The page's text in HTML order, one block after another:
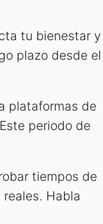
tu bienestar y
plazo desde el
plataformas de
periodo de
tiempos de
Habla